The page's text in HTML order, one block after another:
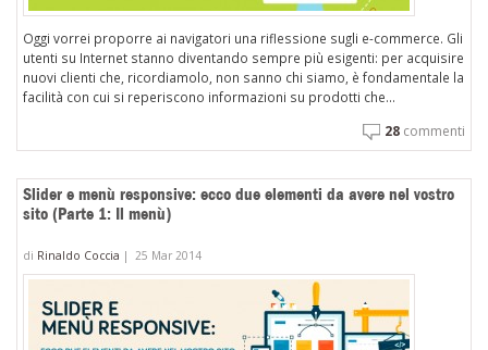
Oggi vorrei proporre ai navigatori una riflessione sugli e-commerce. Gli
utenti su Internet stanno diventando sempre più esigenti: per acquisire
nuovi clienti che, ricordiamolo, non sanno chi siamo, è fondamentale la
facilità con cui si reperiscono informazioni su prodotti che...
28 commenti
Slider e menù responsive: ecco due elementi da avere nel vostro
sito (Parte 1: Il menù)
di Rinaldo Coccia | 25 Mar 2014